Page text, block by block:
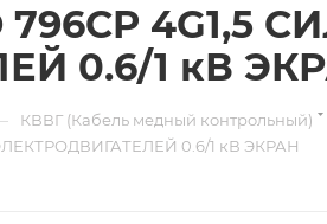
796CP
0.6/1 кВ
КВВГ (Кабель медный контрольный)
0.6/1 кВ ЭКРАН